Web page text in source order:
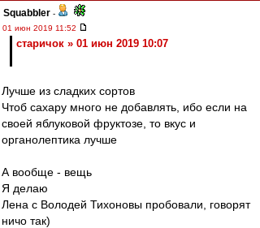
Squabbler -
01 июн 2019 11:52
старичок » 01 июн 2019 10:07
Лучше из сладких сортов
Чтоб сахару много не добавлять, ибо если на
своей яблуковой фруктозе, то вкус и
органолептика лучше
А вообще - вещь
Я делаю
Лена с Володей Тихоновы пробовали, говорят
ничо так)